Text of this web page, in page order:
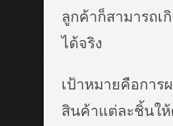
ลูกค้าก็สามารถเ
ได้จริง
เป้าหมายคือการ
สินค้าแต่ละชิ้นให้